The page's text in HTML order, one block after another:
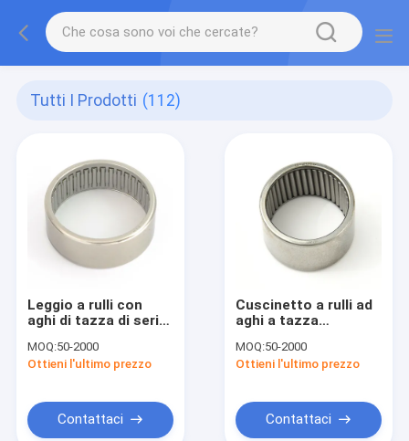
Tutti I Prodotti (112)
Leggio a rulli con
aghi di tazza di serie
MOQ:50-2000
Ottieni l'ultimo prezzo
Contattaci
Cuscinetto a rulli ad
aghi a tazza
complemento, serie
in pollici
MOQ:50-2000
Ottieni l'ultimo prezzo
Contattaci